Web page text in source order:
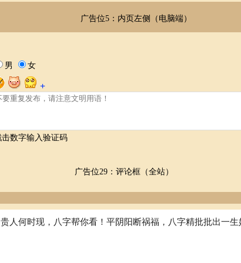
广告位5：内页左侧（电脑端）
广告位29：评论框（全站）
贵人何时现，八字帮你看！平阴阳断祸福，八字精批批出一生